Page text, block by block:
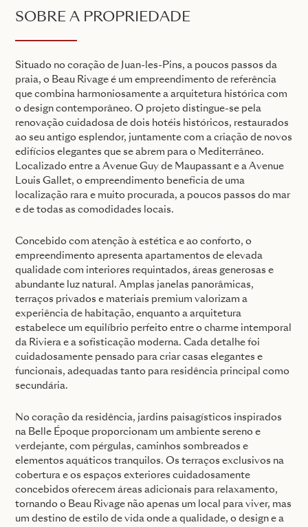
SOBRE A PROPRIEDADE
Situado no coração de Juan-les-Pins, a poucos passos da
praia, o Beau Rivage é um empreendimento de referência
que combina harmoniosamente a arquitetura histórica com
o design contemporâneo. O projeto distingue-se pela
renovação cuidadosa de dois hotéis históricos, restaurados
ao seu antigo esplendor, juntamente com a criação de novos
edifícios elegantes que se abrem para o Mediterrâneo.
Localizado entre a Avenue Guy de Maupassant e a Avenue
Louis Gallet, o empreendimento beneficia de uma
localização rara e muito procurada, a poucos passos do mar
e de todas as comodidades locais.
Concebido com atenção à estética e ao conforto, o
empreendimento apresenta apartamentos de elevada
qualidade com interiores requintados, áreas generosas e
abundante luz natural. Amplas janelas panorâmicas,
terraços privados e materiais premium valorizam a
experiência de habitação, enquanto a arquitetura
estabelece um equilíbrio perfeito entre o charme intemporal
da Riviera e a sofisticação moderna. Cada detalhe foi
cuidadosamente pensado para criar casas elegantes e
funcionais, adequadas tanto para residência principal como
secundária.
No coração da residência, jardins paisagísticos inspirados
na Belle Époque proporcionam um ambiente sereno e
verdejante, com pérgulas, caminhos sombreados e
elementos aquáticos tranquilos. Os terraços exclusivos na
cobertura e os espaços exteriores cuidadosamente
concebidos oferecem áreas adicionais para relaxamento,
tornando o Beau Rivage não apenas um local para viver, mas
um destino de estilo de vida onde a qualidade, o design e a